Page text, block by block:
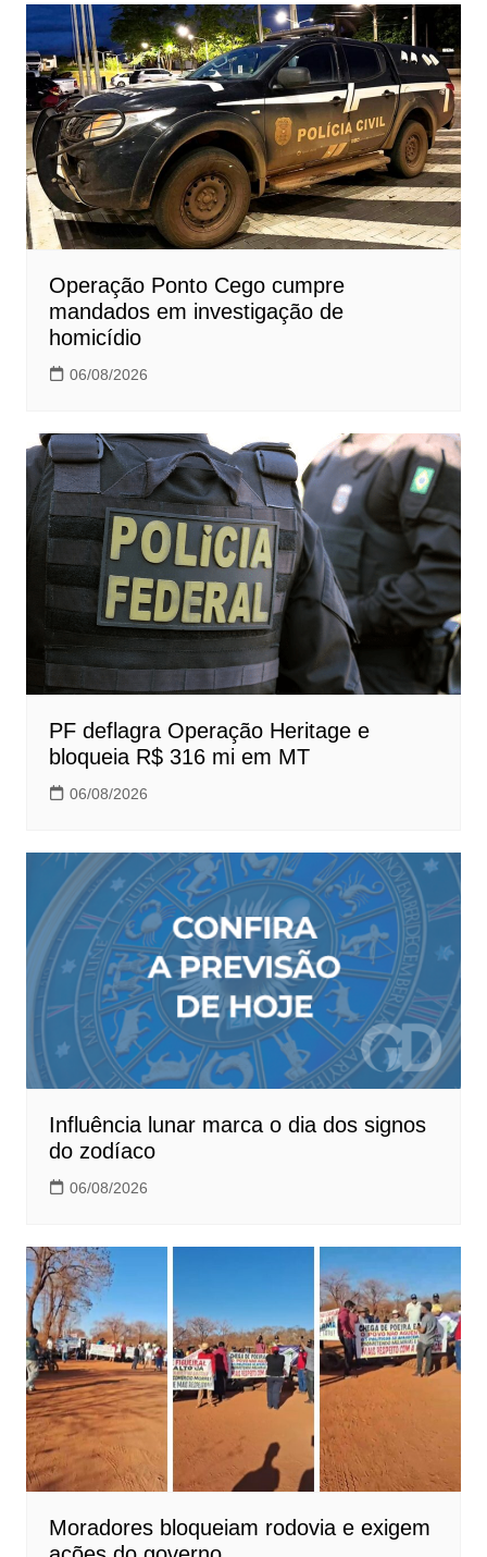
Operação Ponto Cego cumpre
mandados em investigação de
homicídio
06/08/2026
PF deflagra Operação Heritage e
bloqueia R$ 316 mi em MT
06/08/2026
Influência lunar marca o dia dos signos
do zodíaco
06/08/2026
Moradores bloqueiam rodovia e exigem